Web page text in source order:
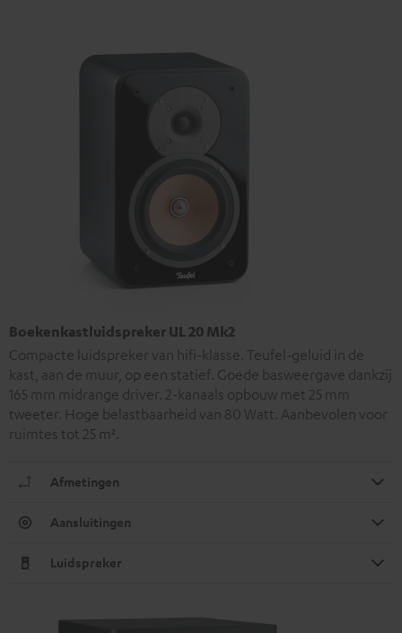
Boekenkastluidspreker UL 20 Mk2
Compacte luidspreker van hifi-klasse. Teufel-geluid in de
kast, aan de muur, op een statief. Goede basweergave dankzij
165 mm midrange driver. 2-kanaals opbouw met 25 mm
tweeter. Hoge belastbaarheid van 80 Watt. Aanbevolen voor
ruimtes tot 25 m².
Afmetingen
Aansluitingen
Luidspreker